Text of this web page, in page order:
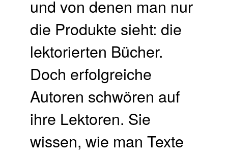
und von denen man nur
die Produkte sieht: die
lektorierten Bücher.
Doch erfolgreiche
Autoren schwören auf
ihre Lektoren. Sie
wissen, wie man Texte